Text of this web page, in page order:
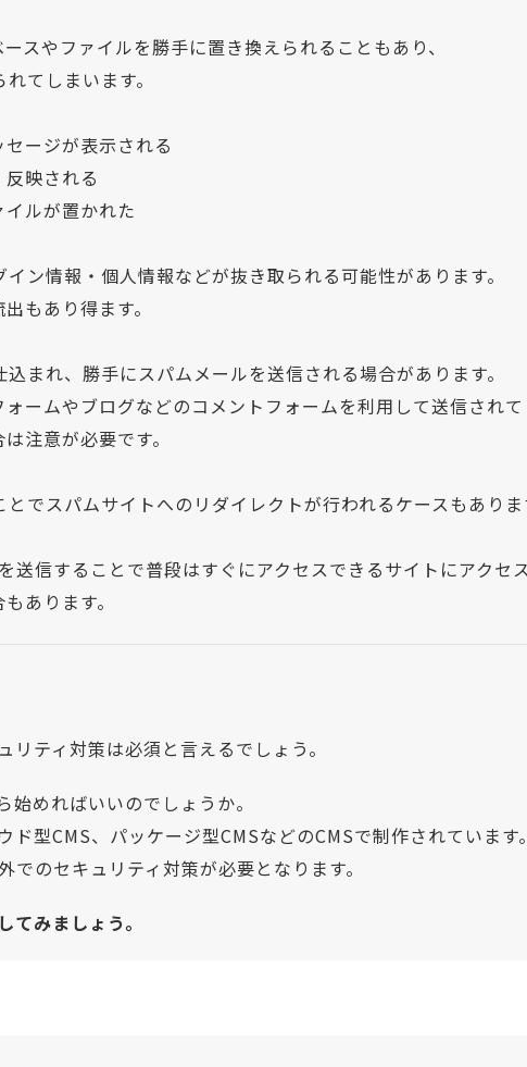
スやファイルを勝手に置き換えられることもあり、
てしまいます。
ージが表示される
映される
ルが置かれた
ン情報・個人情報などが抜き取られる可能性があります。
もあり得ます。
まれ、勝手にスパムメールを送信される場合があります。
ームやブログなどのコメントフォームを利用して送信されて
注意が必要です。
でスパムサイトへのリダイレクトが行われるケースもありま
送信することで普段はすぐにアクセスできるサイトにアクセ
あります。
ティ対策は必須と言えるでしょう。
めればいいのでしょうか。
型CMS、パッケージ型CMSなどのCMSで制作されています。
のセキュリティ対策が必要となります。
みましょう。